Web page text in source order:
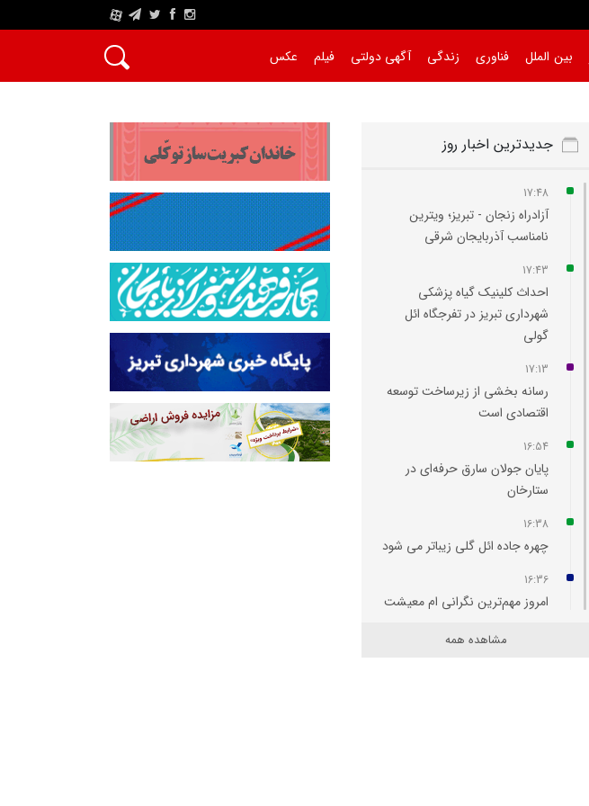
A
بین الملل فناوری زندگی آگهی دولتی فیلم عکس
جدیدترین اخبار روز
17:48
آزادراه زنجان - تبریز؛ ویترین
نامناسب آذربایجان شرقی
17:43
احداث کلینیک گیاه‌ پزشکی
شهرداری تبریز در تفرجگاه ائل‌
گولی
17:13
رسانه بخشی از زیرساخت توسعه
اقتصادی است
16:54
پایان جولان سارق حرفه‌ای در
ستارخان
16:38
چهره جاده ائل‌ گلی زیباتر می‌ شود
16:36
امروز مهم‌ترین نگرانی‌ ام معیشت
مشاهده همه